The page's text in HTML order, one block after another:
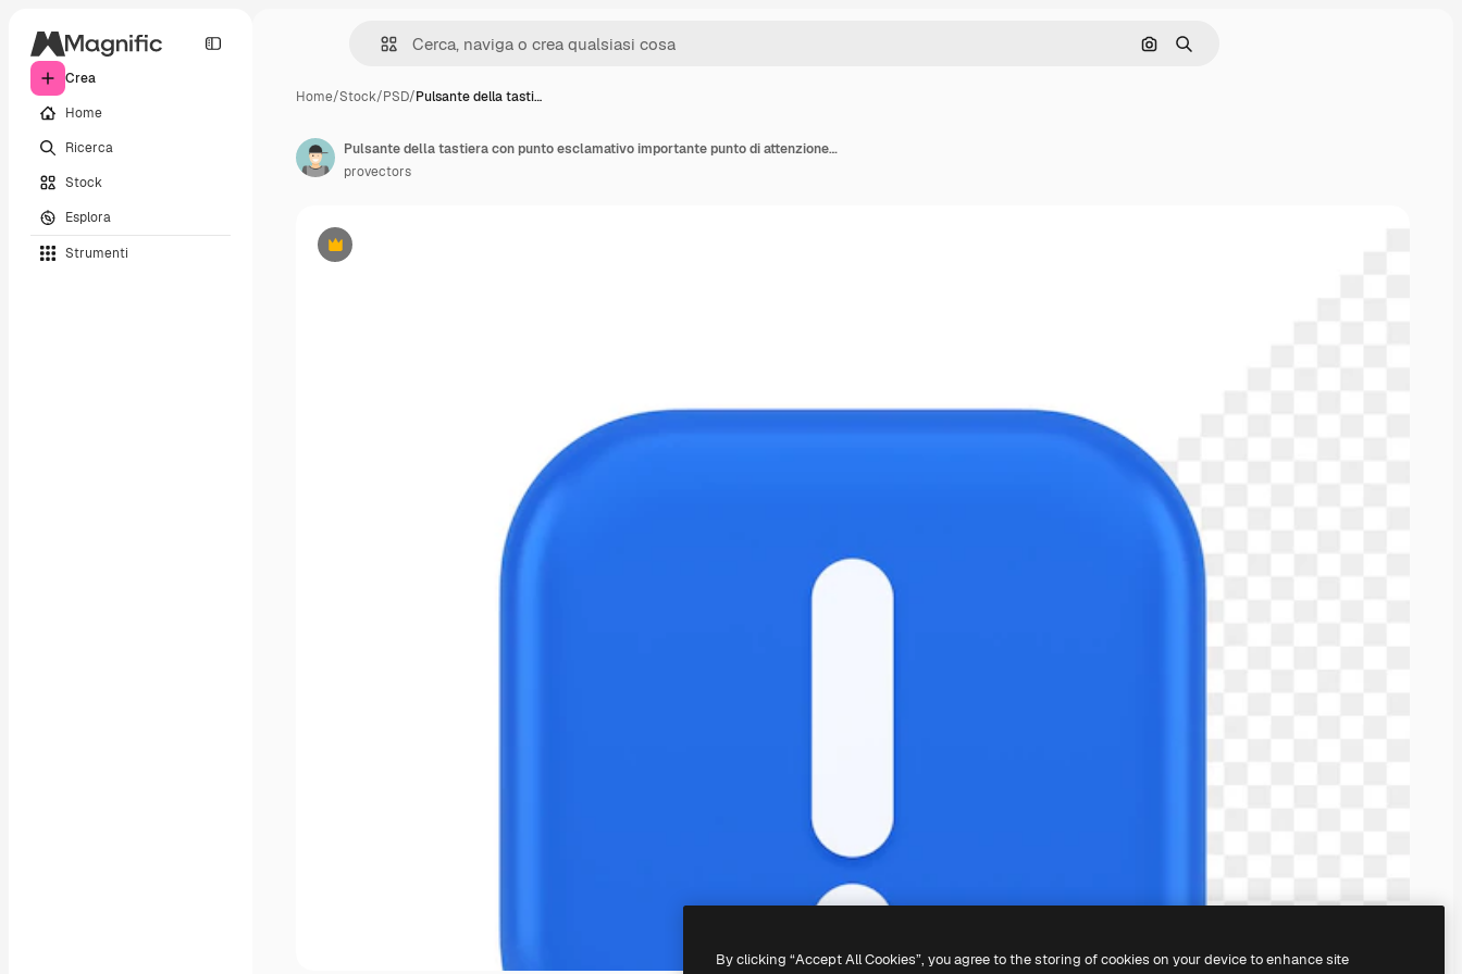
Crea
Home
Ricerca
Stock
Esplora
Strumenti
Cerca per immagine
Ricerca
Home/Stock/PSD/Pulsante della tasti…
Premium
Pulsante della tastiera con punto esclamativo importante punto di attenzione comunicazione cyberspazio icona 3d
provectors
By clicking “Accept All Cookies”, you agree to the storing of cookies on your device to enhance site